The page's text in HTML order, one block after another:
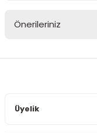
Önerileriniz
Üyelik